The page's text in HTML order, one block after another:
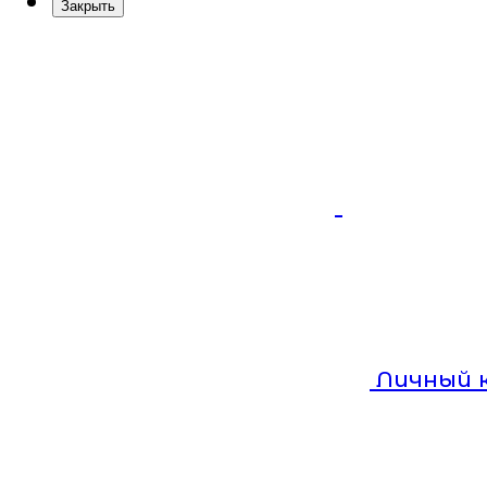
Закрыть
Личный